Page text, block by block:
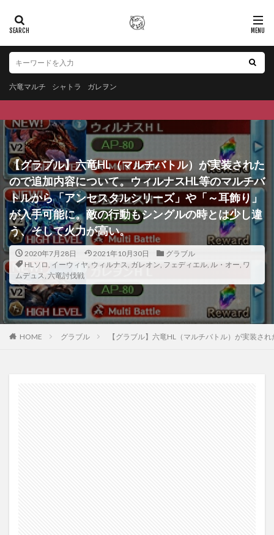
六竜マルチ シャトラ ガレヲン
【グラブル】六竜HL（マルチバトル）が実装された
ので追加内容について。ウィルナスHL等のマルチバ
トルから「アンセスタルシリーズ」や「～耳飾り」
が入手可能に。敵の行動もシングルの時とは少し違
う、そして火力が高い。
2020年7月28日 2021年10月30日
グラブル
HLソロ, イーウィヤ, ウィルナス, ガレオン, フェディエル, ル・オー, ワ
ムデュス, 六竜討伐戦
HOME グラブル 【グラブル】六竜HL（マルチバトル）が実装さ